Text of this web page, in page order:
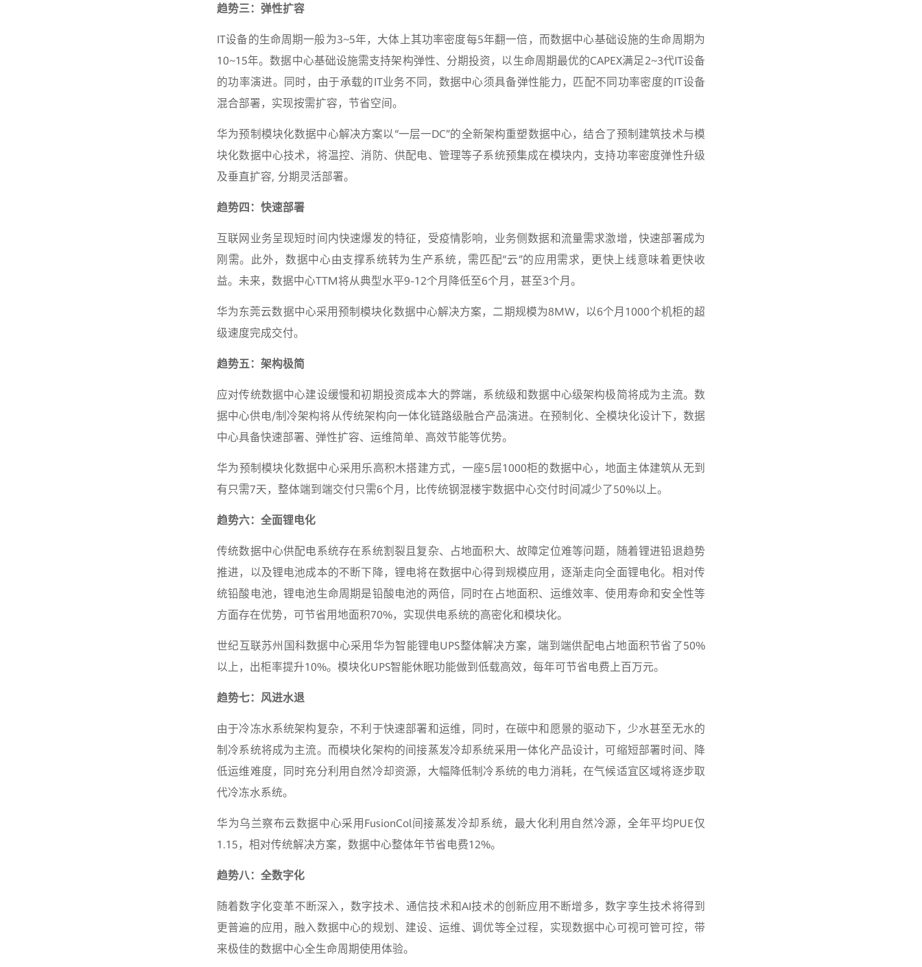
趋势三：弹性扩容
IT设备的生命周期一般为3~5年，大体上其功率密度每5年翻一倍，而数据中心基础设施的生命周期为
10~15年。数据中心基础设施需支持架构弹性、分期投资，以生命周期最优的CAPEX满足2~3代IT设备
的功率演进。同时，由于承载的IT业务不同，数据中心须具备弹性能力，匹配不同功率密度的IT设备
混合部署，实现按需扩容，节省空间。
华为预制模块化数据中心解决方案以“一层一DC”的全新架构重塑数据中心，结合了预制建筑技术与模
块化数据中心技术，将温控、消防、供配电、管理等子系统预集成在模块内，支持功率密度弹性升级
及垂直扩容, 分期灵活部署。
趋势四：快速部署
互联网业务呈现短时间内快速爆发的特征，受疫情影响，业务侧数据和流量需求激增，快速部署成为
刚需。此外，数据中心由支撑系统转为生产系统，需匹配“云”的应用需求，更快上线意味着更快收
益。未来，数据中心TTM将从典型水平9-12个月降低至6个月，甚至3个月。
华为东莞云数据中心采用预制模块化数据中心解决方案，二期规模为8MW，以6个月1000个机柜的超
级速度完成交付。
趋势五：架构极简
应对传统数据中心建设缓慢和初期投资成本大的弊端，系统级和数据中心级架构极简将成为主流。数
据中心供电/制冷架构将从传统架构向一体化链路级融合产品演进。在预制化、全模块化设计下，数据
中心具备快速部署、弹性扩容、运维简单、高效节能等优势。
华为预制模块化数据中心采用乐高积木搭建方式，一座5层1000柜的数据中心，地面主体建筑从无到
有只需7天，整体端到端交付只需6个月，比传统钢混楼宇数据中心交付时间减少了50%以上。
趋势六：全面锂电化
传统数据中心供配电系统存在系统割裂且复杂、占地面积大、故障定位难等问题，随着锂进铅退趋势
推进，以及锂电池成本的不断下降，锂电将在数据中心得到规模应用，逐渐走向全面锂电化。相对传
统铅酸电池，锂电池生命周期是铅酸电池的两倍，同时在占地面积、运维效率、使用寿命和安全性等
方面存在优势，可节省用地面积70%，实现供电系统的高密化和模块化。
世纪互联苏州国科数据中心采用华为智能锂电UPS整体解决方案，端到端供配电占地面积节省了50%
以上，出柜率提升10%。模块化UPS智能休眠功能做到低载高效，每年可节省电费上百万元。
趋势七：风进水退
由于冷冻水系统架构复杂，不利于快速部署和运维，同时，在碳中和愿景的驱动下，少水甚至无水的
制冷系统将成为主流。而模块化架构的间接蒸发冷却系统采用一体化产品设计，可缩短部署时间、降
低运维难度，同时充分利用自然冷却资源，大幅降低制冷系统的电力消耗，在气候适宜区域将逐步取
代冷冻水系统。
华为乌兰察布云数据中心采用FusionCol间接蒸发冷却系统，最大化利用自然冷源，全年平均PUE仅
1.15，相对传统解决方案，数据中心整体年节省电费12%。
趋势八：全数字化
随着数字化变革不断深入，数字技术、通信技术和AI技术的创新应用不断增多，数字孪生技术将得到
更普遍的应用，融入数据中心的规划、建设、运维、调优等全过程，实现数据中心可视可管可控，带
来极佳的数据中心全生命周期使用体验。